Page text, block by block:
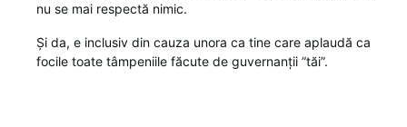
nu se mai respectă nimic.
Și da, e inclusiv din cauza unora ca tine care aplaudă ca
focile toate tâmpeniile făcute de guvernanții ”tăi”.